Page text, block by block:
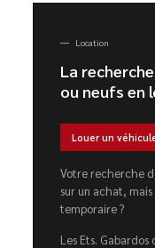
Location
La
ou neufs en
Louer un
Votre recherche
sur un achat,
temporaire ?
Les Ets. Gabardos